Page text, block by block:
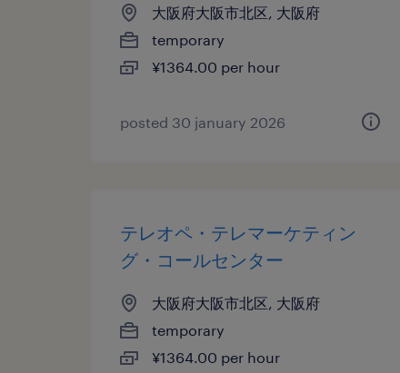
大阪府大阪市北区, 大阪府
temporary
¥1364.00 per hour
posted 30 january 2026
テレオペ・テレマーケティン
グ・コールセンター
大阪府大阪市北区, 大阪府
temporary
¥1364.00 per hour